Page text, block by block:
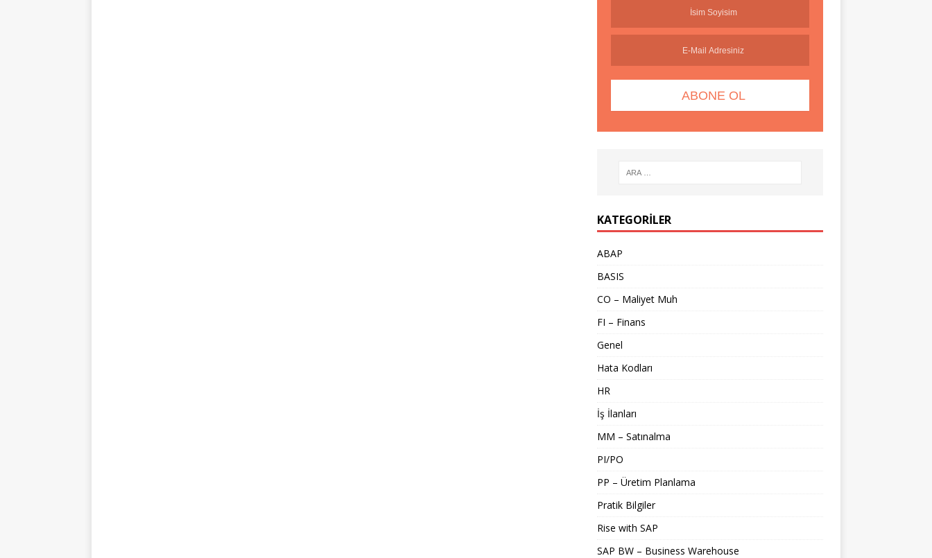
KATEGORILER
ABAP
BASIS
CO – Maliyet Muh
FI – Finans
Genel
Hata Kodları
HR
İş İlanları
MM – Satınalma
PI/PO
PP – Üretim Planlama
Pratik Bilgiler
Rise with SAP
SAP BW – Business Warehouse